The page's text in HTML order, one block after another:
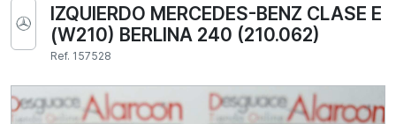
IZQUIERDO MERCEDES-BENZ CLASE E
(W210) BERLINA 240 (210.062)
Ref. 157528